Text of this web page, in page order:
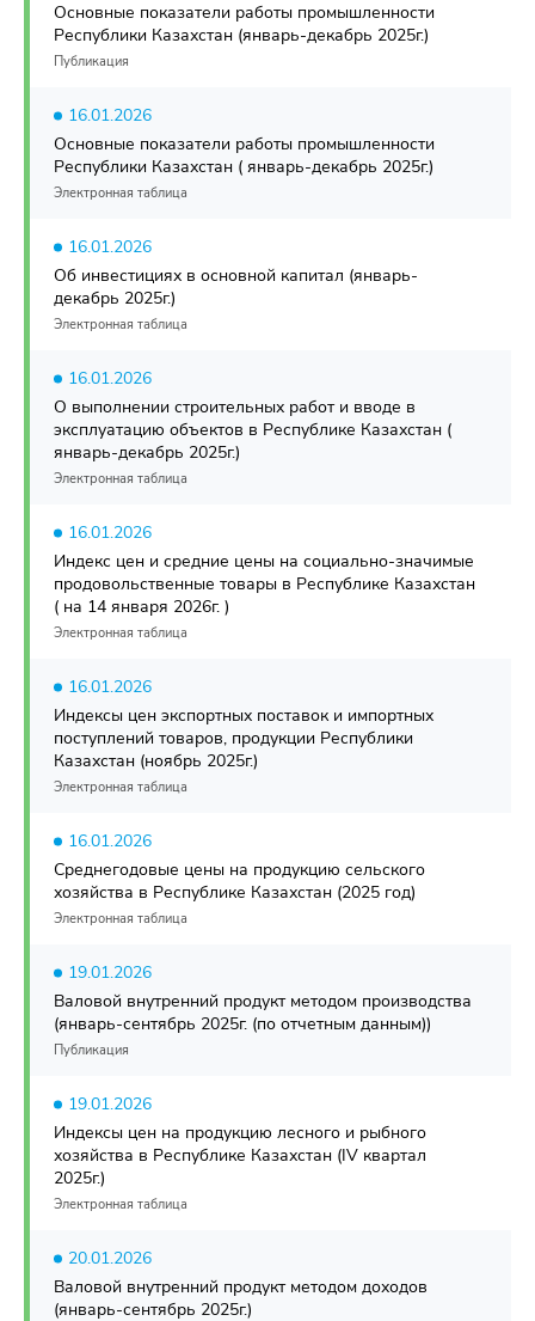
Основные показатели работы промышленности
Республики Казахстан (январь-декабрь 2025г.)
Публикация
16.01.2026
Основные показатели работы промышленности
Республики Казахстан ( январь-декабрь 2025г.)
Электронная таблица
16.01.2026
Об инвестициях в основной капитал (январь-
декабрь 2025г.)
Электронная таблица
16.01.2026
О выполнении строительных работ и вводе в
эксплуатацию объектов в Республике Казахстан (
январь-декабрь 2025г.)
Электронная таблица
16.01.2026
Индекс цен и средние цены на социально-значимые
продовольственные товары в Республике Казахстан
( на 14 января 2026г. )
Электронная таблица
16.01.2026
Индексы цен экспортных поставок и импортных
поступлений товаров, продукции Республики
Казахстан (ноябрь 2025г.)
Электронная таблица
16.01.2026
Среднегодовые цены на продукцию сельского
хозяйства в Республике Казахстан (2025 год)
Электронная таблица
19.01.2026
Валовой внутренний продукт методом производства
(январь-сентябрь 2025г. (по отчетным данным))
Публикация
19.01.2026
Индексы цен на продукцию лесного и рыбного
хозяйства в Республике Казахстан (ІV квартал
2025г.)
Электронная таблица
20.01.2026
Валовой внутренний продукт методом доходов
(январь-сентябрь 2025г.)